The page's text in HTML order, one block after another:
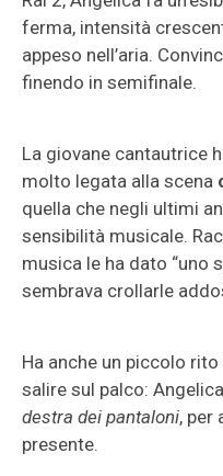
ferma, intensità
appeso nell’aria.
finendo in semifinale.
La giovane cantautrice
molto legata alla scena
quella che negli ultimi
sensibilità musicale.
musica le ha dato “uno
sembrava crollarle
Ha anche un piccolo
salire sul palco:
destra dei pantaloni, per
presente.